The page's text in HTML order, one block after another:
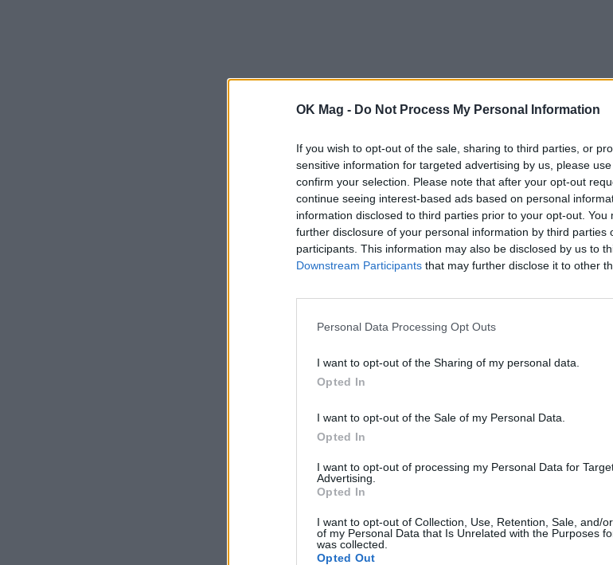
OK Mag - Do Not Process My Personal Information
If you wish to opt-out of the sale, sharing to third parties, or
sensitive information for targeted advertising by us, please
confirm your selection. Please note that after your opt-out
continue seeing interest-based ads based on personal
information disclosed to third parties prior to your opt-out.
further disclosure of your personal information by third parties
participants. This information may also be disclosed by us to
Downstream Participants that may further disclose it to other
Personal Data Processing Opt Outs
I want to opt-out of the Sharing of my personal data.
Opted In
I want to opt-out of the Sale of my Personal Data.
Opted In
I want to opt-out of processing my Personal Data for
Advertising.
Opted In
I want to opt-out of Collection, Use, Retention, Sale, and/
of my Personal Data that Is Unrelated with the Purposes
was collected.
Opted Out